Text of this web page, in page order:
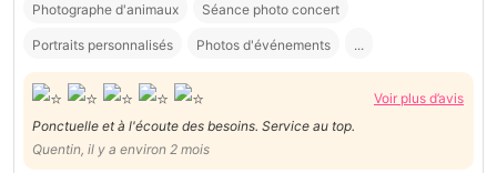
Photographe d'animaux Séance photo concert
Portraits personnalisés Photos d'événements ...
Voir plus d’avis
Ponctuelle et à l'écoute des besoins. Service au top.
Quentin, il y a environ 2 mois